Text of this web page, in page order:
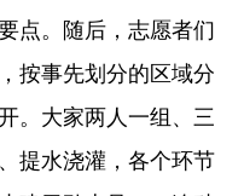
点。随后，志愿者们
按事先划分的区域分
。大家两人一组、三
提水浇灌，各个环节